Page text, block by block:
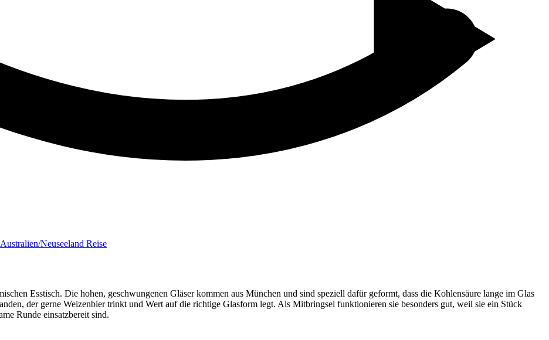
Australien/Neuseeland Reise
Esstisch. Die hohen, geschwungenen Gläser kommen aus München und sind speziell dafür geformt, dass die Kohlensäure lange im Glas
der gerne Weizenbier trinkt und Wert auf die richtige Glasform legt. Als Mitbringsel funktionieren sie besonders gut, weil sie ein Stück
Runde einsatzbereit sind.